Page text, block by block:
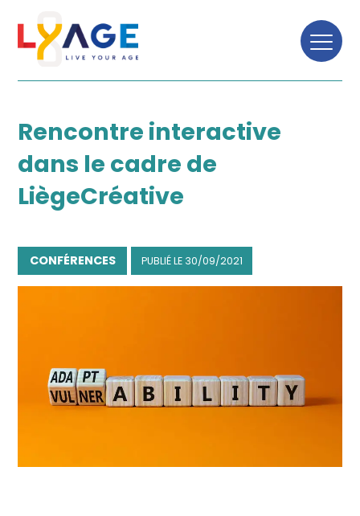
TOUTES LES NEWS
Rencontre interactive
dans le cadre de
LiègeCréative
CONFÉRENCES PUBLIÉ LE 30/09/2021